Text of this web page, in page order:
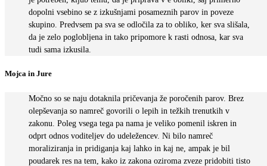
dopolni vsebino se z izkušnjami posameznih parov in poveze
skupino. Predvsem pa sva se odločila za to obliko, ker sva slišala,
da je zelo poglobljena in tako pripomore k rasti odnosa, kar sva
tudi sama izkusila.
Mojca in Jure
Močno so se naju dotaknila pričevanja že poročenih parov. Brez
olepševanja so namreč govorili o lepih in težkih trenutkih v
zakonu. Poleg vsega tega pa nama je veliko pomenil iskren in
odprt odnos voditeljev do udeležencev. Ni bilo namreč
moraliziranja in pridiganja kaj lahko in kaj ne, ampak je bil
poudarek res na tem, kako iz zakona oziroma zveze pridobiti tisto